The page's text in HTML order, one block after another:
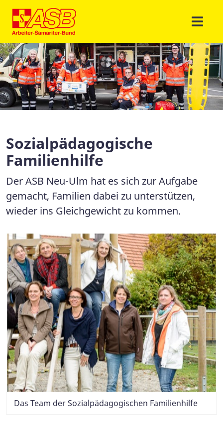
Sozialpädagogische
Familienhilfe
Der ASB Neu-Ulm hat es sich zur Aufgabe
gemacht, Familien dabei zu unterstützen,
wieder ins Gleichgewicht zu kommen.
Das Team der Sozialpädagogischen Familienhilfe